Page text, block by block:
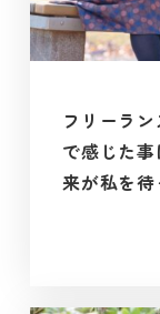
フリーラ
で感じた
来が私を待